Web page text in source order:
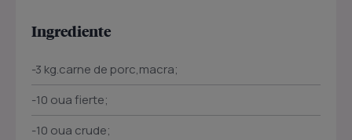
Ingrediente
-3 kg.carne de porc,macra;
-10 oua fierte;
-10 oua crude;